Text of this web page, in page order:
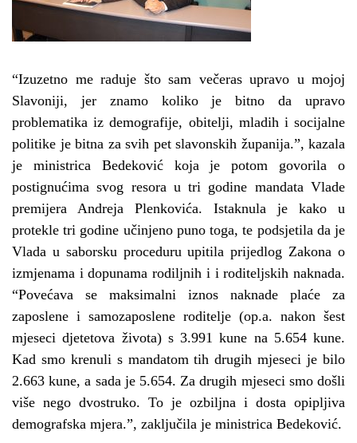
“Izuzetno me raduje što sam večeras upravo u mojoj
Slavoniji, jer znamo koliko je bitno da upravo
problematika iz demografije, obitelji, mladih i socijalne
politike je bitna za svih pet slavonskih županija.”, kazala
je ministrica Bedeković koja je potom govorila o
postignućima svog resora u tri godine mandata Vlade
premijera Andreja Plenkovića. Istaknula je kako u
protekle tri godine učinjeno puno toga, te podsjetila da je
Vlada u saborsku proceduru upitila prijedlog Zakona o
izmjenama i dopunama rodiljnih i i roditeljskih naknada.
“Povećava se maksimalni iznos naknade plaće za
zaposlene i samozaposlene roditelje (op.a. nakon šest
mjeseci djetetova života) s 3.991 kune na 5.654 kune.
Kad smo krenuli s mandatom tih drugih mjeseci je bilo
2.663 kune, a sada je 5.654. Za drugih mjeseci smo došli
više nego dvostruko. To je ozbiljna i dosta opipljiva
demografska mjera.”, zaključila je ministrica Bedeković.